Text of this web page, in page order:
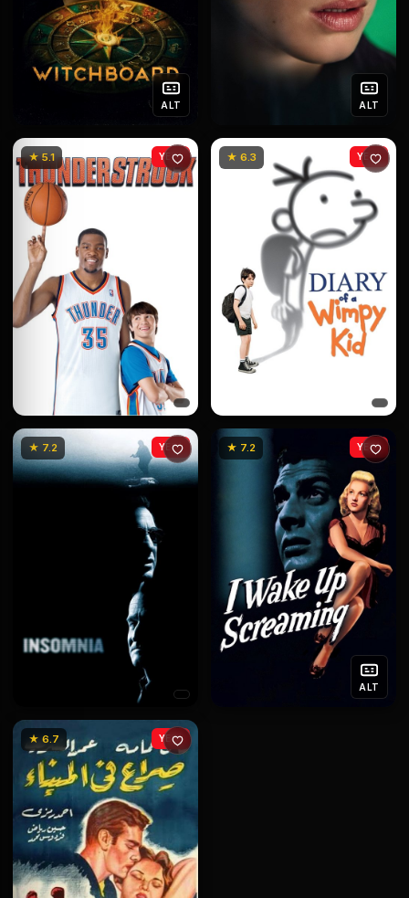
ALT ALT
★ 5.1 YENİ ★ 6.3 YENİ
★ 7.2 YENİ ★ 7.2
ALT
YENİ
★ 6.7 YENİ